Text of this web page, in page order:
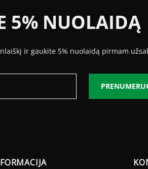
5% NUOLAIDĄ
ir gaukite 5% nuolaidą pirmam